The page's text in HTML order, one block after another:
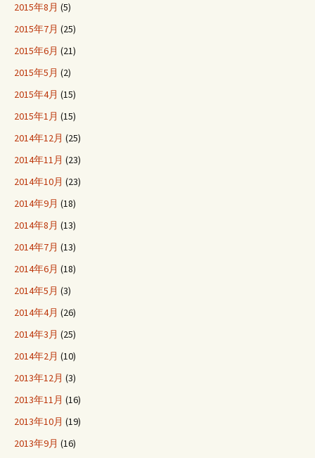
2015年8月 (5)
2015年7月 (25)
2015年6月 (21)
2015年5月 (2)
2015年4月 (15)
2015年1月 (15)
2014年12月 (25)
2014年11月 (23)
2014年10月 (23)
2014年9月 (18)
2014年8月 (13)
2014年7月 (13)
2014年6月 (18)
2014年5月 (3)
2014年4月 (26)
2014年3月 (25)
2014年2月 (10)
2013年12月 (3)
2013年11月 (16)
2013年10月 (19)
2013年9月 (16)